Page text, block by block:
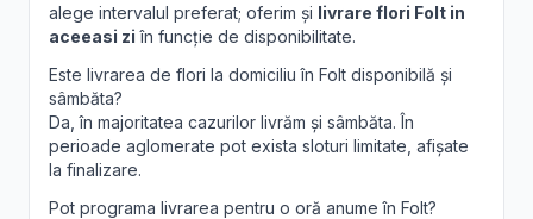
alege intervalul preferat; oferim și livrare flori Folt in
aceeasi zi în funcție de disponibilitate.
Este livrarea de flori la domiciliu în Folt disponibilă și
sâmbăta?
Da, în majoritatea cazurilor livrăm și sâmbăta. În
perioade aglomerate pot exista sloturi limitate, afișate
la finalizare.
Pot programa livrarea pentru o oră anume în Folt?